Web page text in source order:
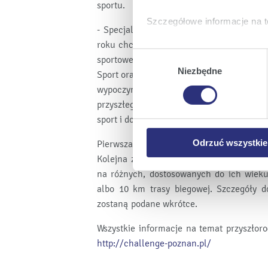
Szczegółowe informacje na
KlikającAkceptuję
Zmień ustawienia
urządzeniu.
KlikającOdrzuć
plików cookie niezbędnych
Niezbędne
Odrzuć wszystkie
sportu.
- Specjalne imprezy przygotowujące do
roku chcemy jak najlepiej przygotować
sportowej, czyli triathlonowych
Sport oraz współorganizator Enea
wypoczynek z rodziną, nawiązując tym
przyszłego roku będziemy cyklicznie
sport i dobrą zabawę – dodaje.
Pierwsza impreza w ramach cyklu
Kolejna została zaplanowana na 20
na różnych, dostosowanych do ich
albo 10 km trasy biegowej. Szczegóły
zostaną podane wkrótce.
Wszystkie informacje na temat
http://challenge-poznan.pl/